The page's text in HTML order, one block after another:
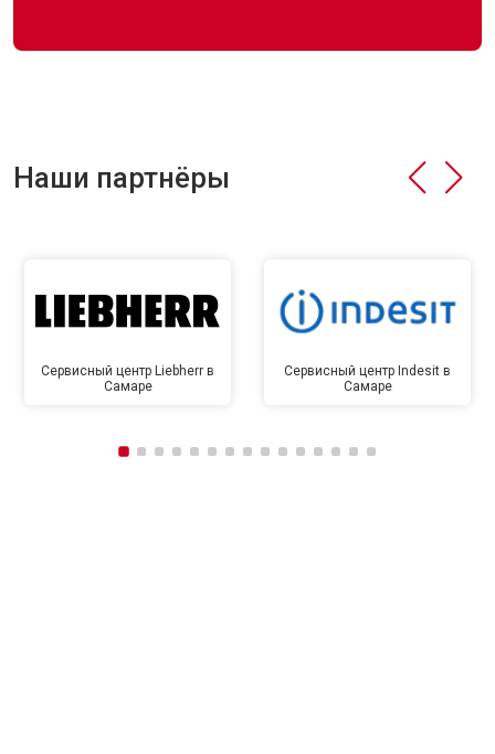
Наши партнёры
Сервисный центр Liebherr в
Самаре
Сервисный центр Indesit в
Самаре